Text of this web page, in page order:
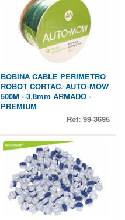
BOBINA CABLE PERIMETRO
ROBOT CORTAC. AUTO-MOW
500M - 3,8mm ARMADO -
PREMIUM
Ref: 99-3695